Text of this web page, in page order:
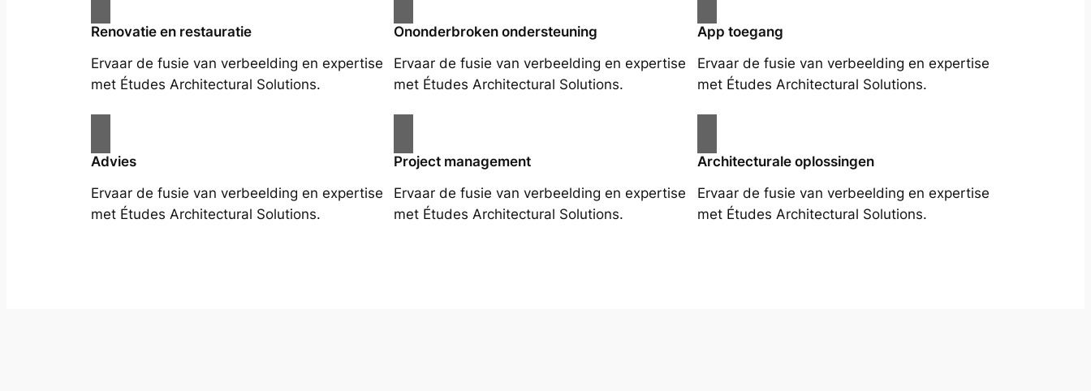
Renovatie en restauratie
Ervaar de fusie van verbeelding en expertise
met Études Architectural Solutions.
Ononderbroken ondersteuning
Ervaar de fusie van verbeelding en expertise
met Études Architectural Solutions.
App toegang
Ervaar de fusie van verbeelding en expertise
met Études Architectural Solutions.
Advies
Ervaar de fusie van verbeelding en expertise
met Études Architectural Solutions.
Project management
Ervaar de fusie van verbeelding en expertise
met Études Architectural Solutions.
Architecturale oplossingen
Ervaar de fusie van verbeelding en expertise
met Études Architectural Solutions.